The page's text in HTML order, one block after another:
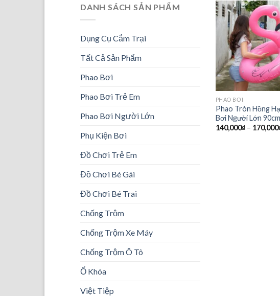
DANH SÁCH SẢN PHẨM
Dụng Cụ Cắm Trại
Tất Cả Sản Phẩm
Phao Bơi
Phao Bơi Trẻ Em
Phao Bơi Người Lớn
Phụ Kiện Bơi
Đồ Chơi Trẻ Em
Đồ Chơi Bé Gái
Đồ Chơi Bé Trai
Chống Trộm
Chống Trộm Xe Máy
Chống Trộm Ô Tô
Ổ Khóa
Việt Tiệp
PHAO BƠI
Phao Tròn Hồng
Bơi Người Lớn
140,000₫ – 170,000